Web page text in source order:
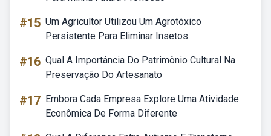
#15 Um Agricultor Utilizou Um Agrotóxico
Persistente Para Eliminar Insetos
#16 Qual A Importância Do Patrimônio Cultural Na
Preservação Do Artesanato
#17 Embora Cada Empresa Explore Uma Atividade
Econômica De Forma Diferente